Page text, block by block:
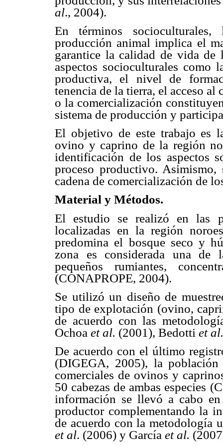
al., 2004).
En términos
producción animal implica el
garantice la calidad de vida de
aspectos socioculturales
productiva, el nivel de
tenencia de la tierra, el acceso
o la comercialización
sistema de producción y
El objetivo de este trabajo es
ovino y caprino de la región
identificación de los aspectos
proceso productivo.
cadena de comercialización de
Material y Métodos.
El estudio se realizó en las
localizadas en la región
predomina el bosque seco y
zona es considerada una de
pequeños rumiantes,
(CONAPROPE, 2004).
Se utilizó un diseño de
tipo de explotación (ovino,
de acuerdo con las
Ochoa et al. (2001), Bedotti et al.
De acuerdo con el último
(DIGEGA, 2005), la población
comerciales de ovinos y
50 cabezas de ambas especies
información se llevó a cabo
productor complementando la
de acuerdo con la
et al. (2006) y García et al.